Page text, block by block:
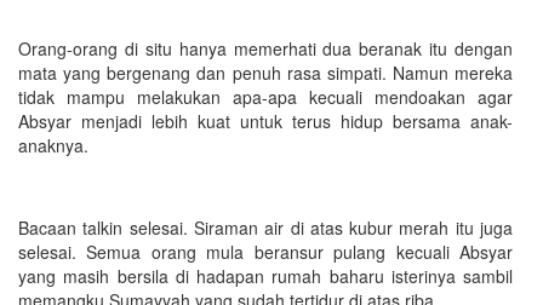
Orang-orang di situ hanya memerhati dua beranak itu dengan
mata yang bergenang dan penuh rasa simpati. Namun mereka
tidak mampu melakukan apa-apa kecuali mendoakan agar
Absyar menjadi lebih kuat untuk terus hidup bersama anak-
anaknya.
Bacaan talkin selesai. Siraman air di atas kubur merah itu juga
selesai. Semua orang mula beransur pulang kecuali Absyar
yang masih bersila di hadapan rumah baharu isterinya sambil
memangku Sumayyah yang sudah tertidur di atas riba.